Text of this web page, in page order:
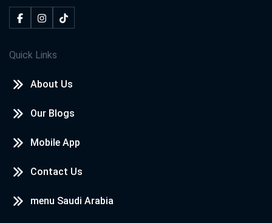
Quick Links
About Us
Our Blogs
Mobile App
Contact Us
menu Saudi Arabia